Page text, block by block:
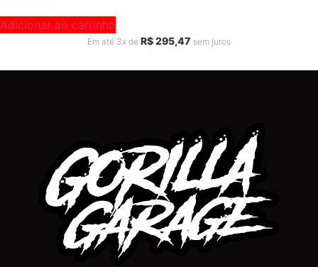
Adicionar ao carrinho
Em até 3x de R$295,47 sem juros